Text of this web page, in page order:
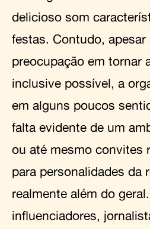
delicioso som
festas. Contudo, apesar
preocupação em tornar
inclusive possível, a
em alguns poucos
falta evidente de um
ou até mesmo convites
para personalidades da
realmente além do
influenciadores,